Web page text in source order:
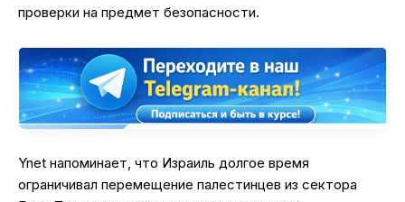
проверки на предмет безопасности.
Ynet напоминает, что Израиль долгое время
ограничивал перемещение палестинцев из сектора